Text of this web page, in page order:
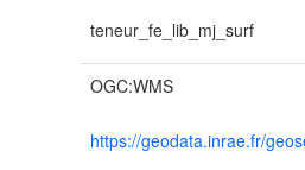
teneur_fe_lib_mj_surf
OGC:WMS
https://geodata.inrae.fr/